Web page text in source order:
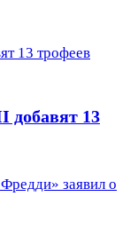
13 трофеев
добавят 13
заявил о